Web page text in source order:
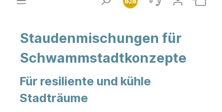
Staudenmischungen für
Schwammstadtkonzepte
Für resiliente und kühle
Stadträume